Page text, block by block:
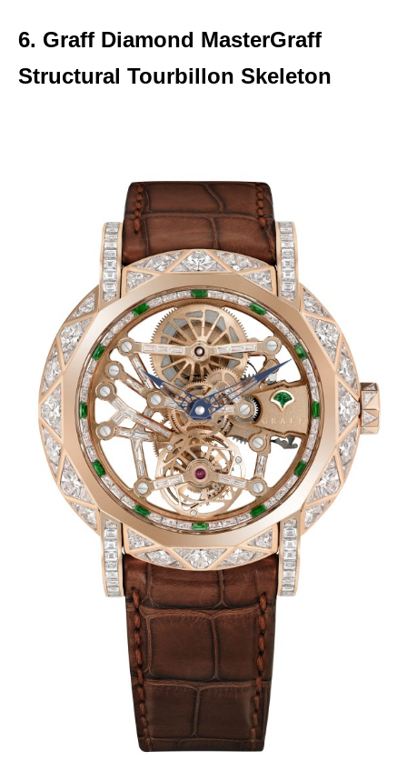
6. Graff Diamond MasterGraff
Structural Tourbillon Skeleton